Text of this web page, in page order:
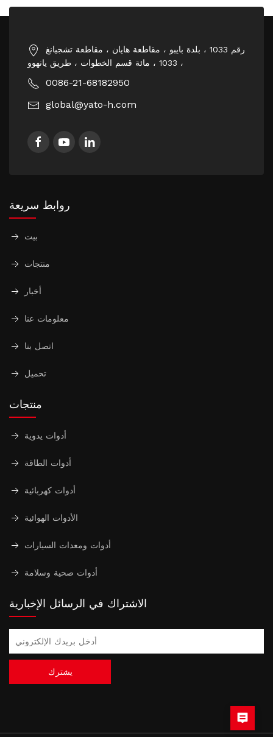
رقم 1033 ، بلدة بايبو ، مقاطعة هايان ، مقاطعة تشجيانغ
، 1033 ، مائة قسم الخطوات ، طريق يانهوو
0086-21-68182950
global@yato-h.com
روابط سريعة
بيت
منتجات
أخبار
معلومات عنا
اتصل بنا
تحميل
منتجات
أدوات يدوية
أدوات الطاقة
أدوات كهربائية
الأدوات الهوائية
أدوات ومعدات السيارات
أدوات صحية وسلامة
الاشتراك في الرسائل الإخبارية
يشترك